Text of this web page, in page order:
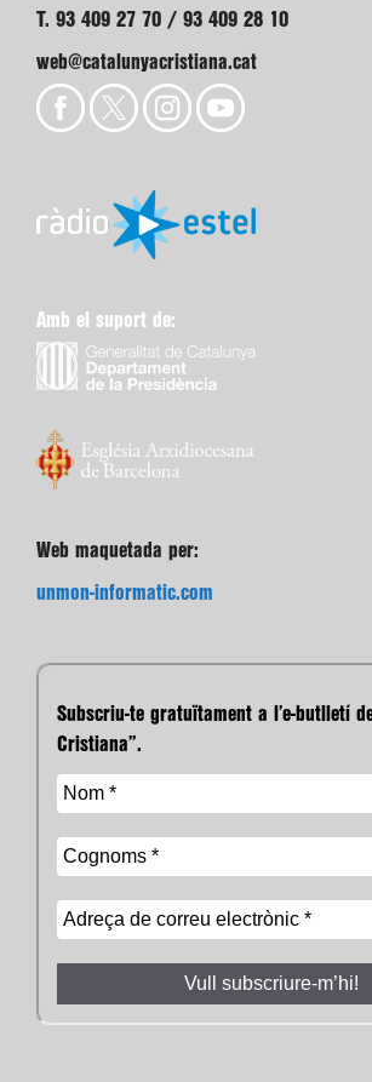
T. 93 409 27 70 / 93 409 28 10
web@catalunyacristiana.cat
Amb el suport de:
Web maquetada per:
unmon-informatic.com
Subscriu-te gratuïtament a l’e-butlletí
Cristiana”.